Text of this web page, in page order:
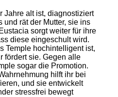
Jahre alt ist, diagnostiziert
und rät der Mutter, sie ins
sorgt weiter für ihre
diese eingeschult wird.
Temple hochintelligent ist,
fördert sie. Gegen alle
sogar die Promotion.
hilft ihr bei
und sie entwickelt
stressfrei bewegt